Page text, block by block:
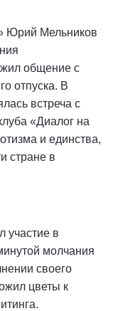
Юрий Мельников
общение с
отпуска. В
встреча с
«Диалог на
и единства,
стране в
участие в
молчания
своего
цветы к